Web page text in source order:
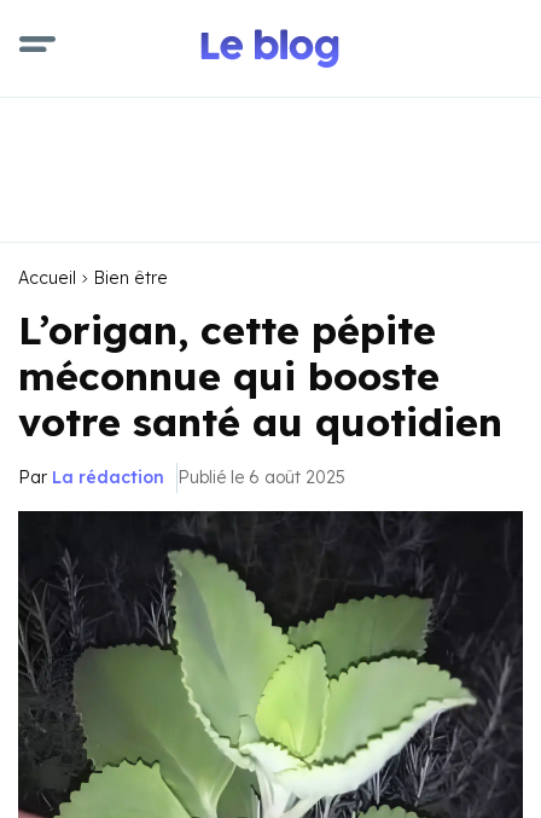
Accueil Bien être
L’origan, cette pépite
méconnue qui booste
votre santé au quotidien
Par La rédaction Publié le 6 août 2025